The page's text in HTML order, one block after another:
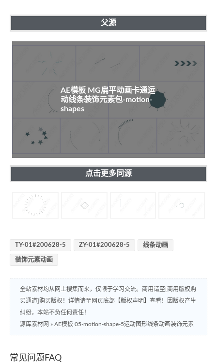
父源
AE模板 MG扁平动画卡通运
动线条装饰元素包-motion-
shapes
点击更多同源
TY-01#200628-5 ZY-01#200628-5 线条动画
装饰元素动画
全站素材均从网上搜集而来，仅限于学习交流。商用请至[商用版权购
买通道]购买版权！详情请至网页底部【版权声明】查看！因版权产生
纠纷，本站不负任何责任！
源库素材网 » AE模板 05-motion-shape-5运动图形线条动画装饰元素
常见问题FAQ